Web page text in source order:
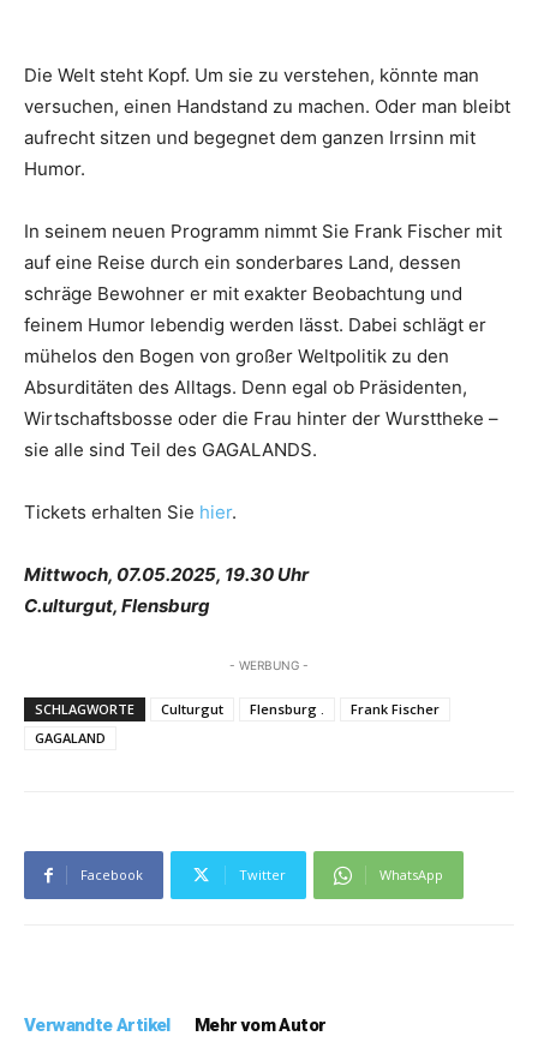
Die Welt steht Kopf. Um sie zu verstehen, könnte man
versuchen, einen Handstand zu machen. Oder man bleibt
aufrecht sitzen und begegnet dem ganzen Irrsinn mit
Humor.
In seinem neuen Programm nimmt Sie Frank Fischer mit
auf eine Reise durch ein sonderbares Land, dessen
schräge Bewohner er mit exakter Beobachtung und
feinem Humor lebendig werden lässt. Dabei schlägt er
mühelos den Bogen von großer Weltpolitik zu den
Absurditäten des Alltags. Denn egal ob Präsidenten,
Wirtschaftsbosse oder die Frau hinter der Wursttheke –
sie alle sind Teil des GAGALANDS.
Tickets erhalten Sie hier.
Mittwoch, 07.05.2025, 19.30 Uhr
C.ulturgut, Flensburg
- WERBUNG -
SCHLAGWORTE Culturgut Flensburg .
Frank Fischer
GAGALAND
Facebook Twitter WhatsApp
Verwandte Artikel Mehr vom Autor